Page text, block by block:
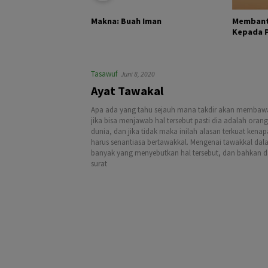
Makna: Buah Iman
Kepada
Tasawuf Juni 8, 2020
Ayat Tawakal
Apa ada yang tahu sejauh mana takdir akan
jika bisa menjawab hal tersebut pasti dia adalah orang
dunia, dan jika tidak maka inilah alasan terkuat
harus senantiasa bertawakkal. Mengenai tawakkal
banyak yang menyebutkan hal tersebut, dan bahkan
surat